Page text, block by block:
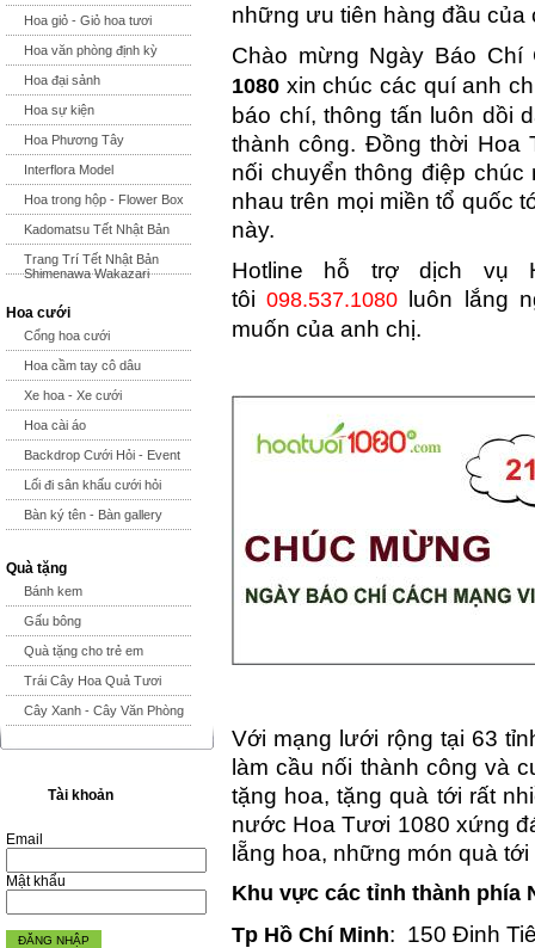
Hoa giỏ - Giỏ hoa tươi
Hoa văn phòng định kỳ
Hoa đại sảnh
Hoa sự kiện
Hoa Phương Tây
Interflora Model
Hoa trong hộp - Flower Box
Kadomatsu Tết Nhật Bản
Trang Trí Tết Nhật Bản
Shimenawa Wakazari
Hoa cưới
Cổng hoa cưới
Hoa cầm tay cô dâu
Xe hoa - Xe cưới
Hoa cài áo
Backdrop Cưới Hỏi - Event
Lối đi sân khấu cưới hỏi
Bàn ký tên - Bàn gallery
Quà tặng
Bánh kem
Gấu bông
Quà tặng cho trẻ em
Trái Cây Hoa Quả Tươi
Cây Xanh - Cây Văn Phòng
Tài khoản
Email
Mật khẩu
ĐĂNG NHẬP
những ưu tiên hàng đầu
Chào mừng Ngày Báo
1080 xin chúc các quí anh
báo chí, thông tấn luôn dồi
thành công. Đồng thời Hoa
nối chuyển thông điệp
nhau trên mọi miền tổ quốc
này.
Hotline hỗ trợ dịch vụ
tôi098.537.1080 luôn lắng
muốn của anh chị.
Với mạng lưới rộng tại 63
làm cầu nối thành công và
tặng hoa, tặng quà tới rất
nước Hoa Tươi 1080 xứng
lẵng hoa, những món quà
Khu vực các tỉnh thành phía
Tp Hồ Chí Minh: 150 Đinh